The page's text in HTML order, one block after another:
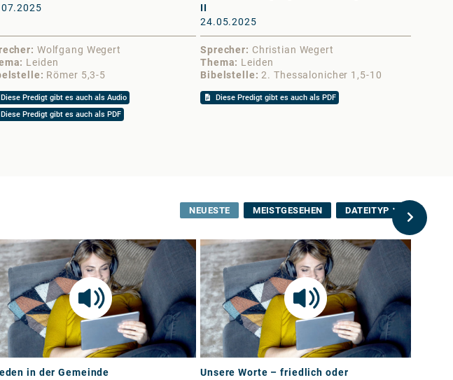
Wolfgang Wegert
Leiden
Römer 5,3-5
Diese Predigt gibt es auch als Audio
Diese Predigt gibt es auch als PDF
II
24.05.2025
Sprecher
Christian Wegert
Thema
Leiden
Bibelstelle
2. Thessalonicher 1,5-10
Diese Predigt gibt es auch als PDF
NEUESTE MEISTGESEHEN DATEITYP
in der Gemeinde
Unsere Worte – friedlich oder